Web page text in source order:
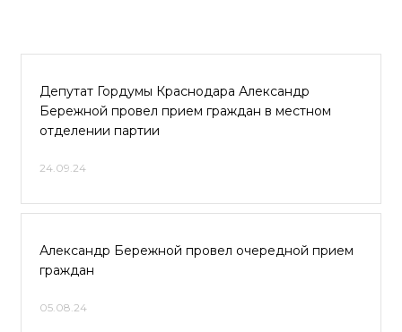
Депутат Гордумы Краснодара Александр
Бережной провел прием граждан в местном
отделении партии
24.09.24
Александр Бережной провел очередной прием
граждан
05.08.24